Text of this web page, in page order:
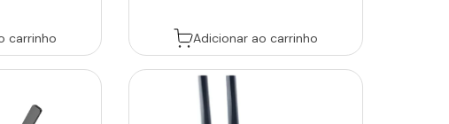
carrinho Adicionar ao carrinho